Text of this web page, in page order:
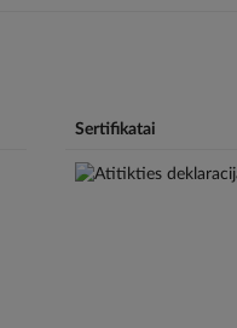
Sertifikatai